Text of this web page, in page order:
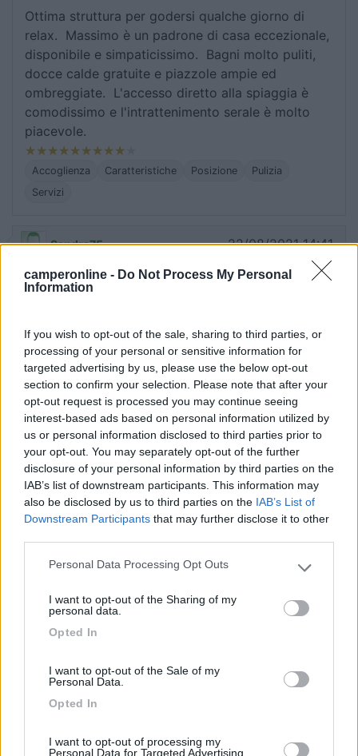
camperonline - Do Not Process My Personal
Information
If you wish to opt-out of the sale, sharing to third parties, or
processing of your personal or sensitive information for
targeted advertising by us, please use the below opt-out
section to confirm your selection. Please note that after your
opt-out request is processed you may continue seeing
interest-based ads based on personal information utilized by
us or personal information disclosed to third parties prior to
your opt-out. You may separately opt-out of the further
disclosure of your personal information by third parties on the
IAB’s list of downstream participants. This information may
also be disclosed by us to third parties on the IAB’s List of
Downstream Participants that may further disclose it to other
Please note that this website/app uses one or more Google
not limited to your visit or usage behaviour. You may click to
grant or deny consent to Google and its third-party tags to
use your data for below specified purposes in below Google
Personal Data Processing Opt Outs
I want to opt-out of the Sharing of my
personal data.
Opted In
I want to opt-out of the Sale of my
Personal Data.
Opted In
I want to opt-out of processing my
Personal Data for Targeted Advertising.
Ottima struttura per godersi qualche giorno di
relax. Massimo è un padrone di casa eccezionale,
disponibile e simpaticissimo. Bagni molto puliti,
docce calde gratuite e piazzole ampie ed
ombreggiate. L'accesso diretto alla spiaggia è
comodissimo e l'intrattenimento serale è molto
piacevole.
Accoglienza Caratteristiche Posizione
Pulizia
Servizi
Sandra75 22/08/2021 14:41
Piazzola molto grande e ben ombreggiata.
praticamente inesistente e il primo disponibile è in
paese, quindi scomodo per la spesa. Bagni un po'
datati e poco curati. Personale gentilissimo. Da
non sottovalutare il ristorante.
Accoglienza Caratteristiche Posizione
Pulizia
Punto ristoro
lorenpro 10/08/2021 8:32
Struttura grande prevalentemente utilizzata da
stagionali, piazzole sufficientemente alberate ma
ore del silenzio pomeridiano e viavai continuo di
auto all'interno a tutte le ore. Ferrovia e SS
Adriatica troppo vicine.
Caratteristiche Posizione